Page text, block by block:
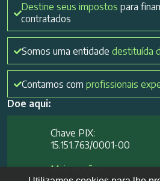
Destine seus impostos para
contratados
Somos uma entidade destituída
Contamos com profissionais
Doe aqui:
Chave PIX:
15.151.763/0001-00​
Mais opções